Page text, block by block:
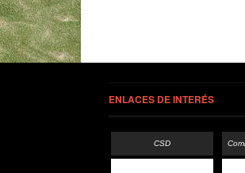
ENLACES DE INTERÉS
CSD